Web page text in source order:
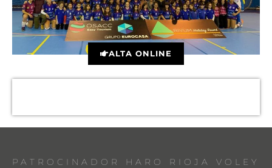
ALTA ONLINE
PATROCINADOR HARO RIOJA VOLEY